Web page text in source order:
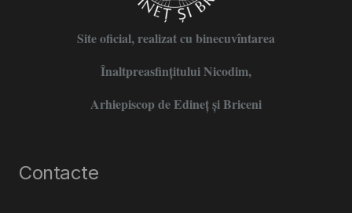
Site oficial, realizat cu binecuvîntarea
Înaltpreasfințitului Nicodim,
Arhiepiscop de Edineţ şi Briceni
Contacte